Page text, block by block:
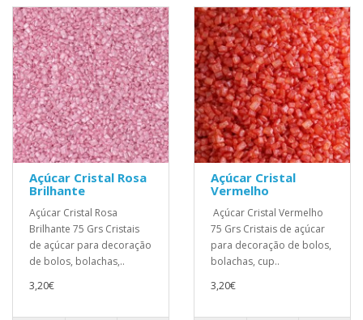
Açúcar Cristal Rosa
Brilhante
Açúcar Cristal Rosa
Brilhante 75 Grs Cristais
de açúcar para decoração
de bolos, bolachas,..
3,20€
Açúcar Cristal
Vermelho
Açúcar Cristal Vermelho
75 Grs Cristais de açúcar
para decoração de bolos,
bolachas, cup..
3,20€